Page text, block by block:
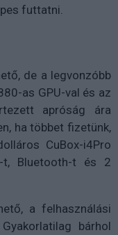
futtatni.
de a legvonzóbb
as GPU-val és az
apróság ára
ha többet fizetünk,
CuBox-i4Pro
t, Bluetooth-t és 2
a felhasználási
bárhol